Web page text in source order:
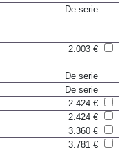
De serie
De serie
2.424 €
2.424 €
3.360 €